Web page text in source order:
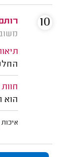
משוב: 19/01/
הוא
איכות
10